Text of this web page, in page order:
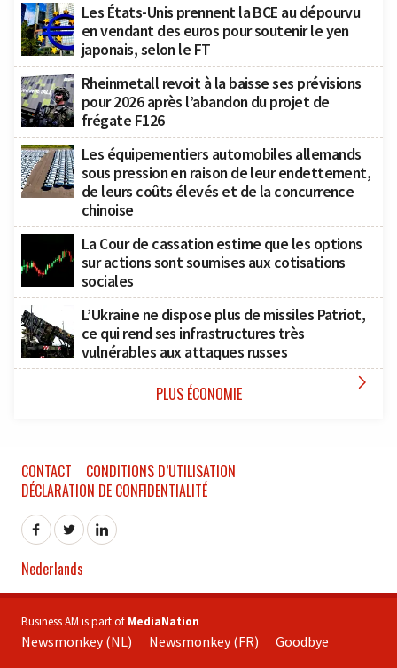
Les États-Unis prennent la BCE au dépourvu
en vendant des euros pour soutenir le yen
japonais, selon le FT
Rheinmetall revoit à la baisse ses prévisions
pour 2026 après l’abandon du projet de
frégate F126
Les équipementiers automobiles allemands
sous pression en raison de leur endettement,
de leurs coûts élevés et de la concurrence
chinoise
La Cour de cassation estime que les options
sur actions sont soumises aux cotisations
sociales
L’Ukraine ne dispose plus de missiles Patriot,
ce qui rend ses infrastructures très
vulnérables aux attaques russes
PLUS ÉCONOMIE 
CONTACT
CONDITIONS D’UTILISATION
DÉCLARATION DE CONFIDENTIALITÉ
Nederlands
Business AM is part of MediaNation
Newsmonkey (NL) Newsmonkey (FR) Goodbye